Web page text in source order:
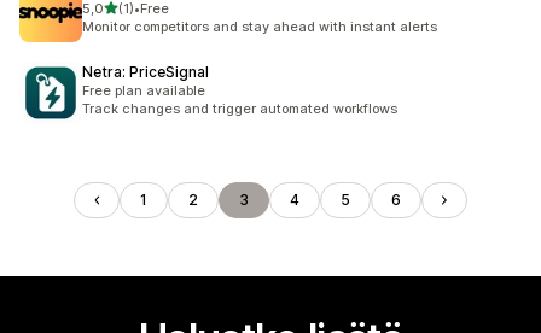
5,0/ 5 tähteä
(1)
1 arvostelua yhteensä
•Free
Monitor competitors and stay ahead with instant alerts
Netra: PriceSignal
Free plan available
Track changes and trigger automated workflows
1 2 3 4 5 6